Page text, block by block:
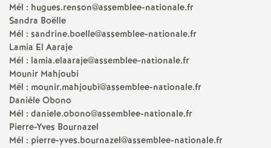
e
t
s
Mél : hugues.renson@assemblee-nationale.fr
Sandra Boëlle
Mél : sandrine.boelle@assemblee-nationale.fr
Lamia El Aaraje
Mél : lamia.elaaraje@assemblee-nationale.fr
Mounir Mahjoubi
Mél : mounir.mahjoubi@assemblee-nationale.fr
Danièle Obono
Mél : daniele.obono@assemblee-nationale.fr
Pierre-Yves Bournazel
Mél : pierre-yves.bournazel@assemblee-nationale.fr